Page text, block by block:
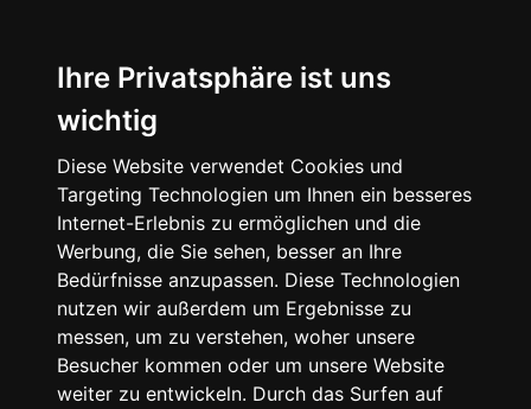
Ihre Privatsphäre ist uns
wichtig
Diese Website verwendet Cookies und
Targeting Technologien um Ihnen ein besseres
Internet-Erlebnis zu ermöglichen und die
Werbung, die Sie sehen, besser an Ihre
Bedürfnisse anzupassen. Diese Technologien
nutzen wir außerdem um Ergebnisse zu
messen, um zu verstehen, woher unsere
Besucher kommen oder um unsere Website
weiter zu entwickeln. Durch das Surfen auf